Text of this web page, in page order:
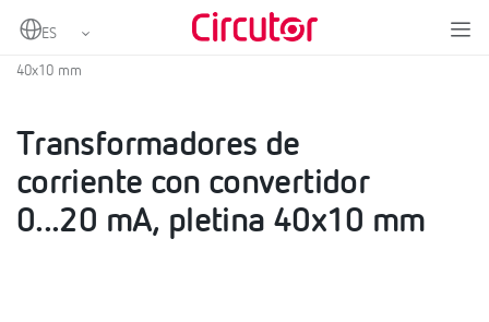
Home
Transformadores de corriente con convertidor
40x10 mm
Transformadores de
corriente con convertidor
0...20 mA, pletina 40x10 mm